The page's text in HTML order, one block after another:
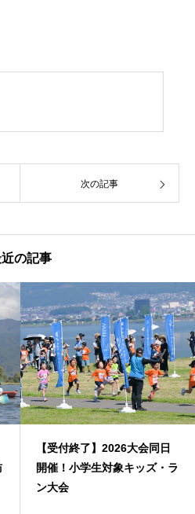
次の記事
の記事
【受付終了】2026大会同日
開催！小学生対象キッズ・ラ
ン大会